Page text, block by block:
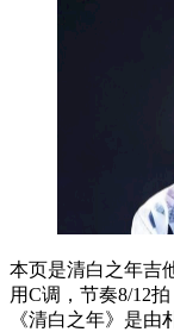
本页是清白之年吉
用C调，节奏8/12
《清白之年》是